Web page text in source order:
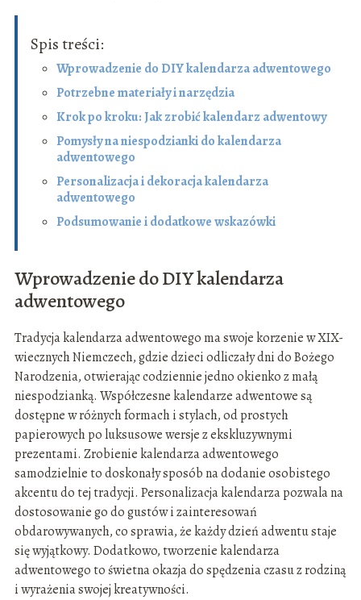
Spis treści:
Wprowadzenie do DIY kalendarza adwentowego
Potrzebne materiały i narzędzia
Krok po kroku: Jak zrobić kalendarz adwentowy
Pomysły na niespodzianki do kalendarza
adwentowego
Personalizacja i dekoracja kalendarza
adwentowego
Podsumowanie i dodatkowe wskazówki
Wprowadzenie do DIY kalendarza
adwentowego
Tradycja kalendarza adwentowego ma swoje korzenie w XIX-
wiecznych Niemczech, gdzie dzieci odliczały dni do Bożego
Narodzenia, otwierając codziennie jedno okienko z małą
niespodzianką. Współczesne kalendarze adwentowe są
dostępne w różnych formach i stylach, od prostych
papierowych po luksusowe wersje z ekskluzywnymi
prezentami. Zrobienie kalendarza adwentowego
samodzielnie to doskonały sposób na dodanie osobistego
akcentu do tej tradycji. Personalizacja kalendarza pozwala na
dostosowanie go do gustów i zainteresowań
obdarowywanych, co sprawia, że każdy dzień adwentu staje
się wyjątkowy. Dodatkowo, tworzenie kalendarza
adwentowego to świetna okazja do spędzenia czasu z rodziną
i wyrażenia swojej kreatywności.